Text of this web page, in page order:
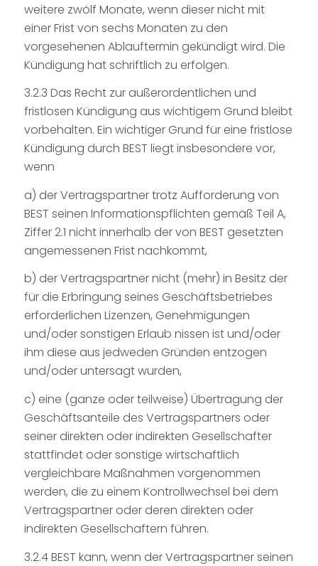
weitere zwölf Monate, wenn dieser nicht mit
einer Frist von sechs Monaten zu den
vorgesehenen Ablauftermin gekündigt wird. Die
Kündigung hat schriftlich zu erfolgen.
3.2.3 Das Recht zur außerordentlichen und
fristlosen Kündigung aus wichtigem Grund bleibt
vorbehalten. Ein wichtiger Grund für eine fristlose
Kündigung durch BEST liegt insbesondere vor,
wenn
a) der Vertragspartner trotz Aufforderung von
BEST seinen Informationspflichten gemäß Teil A,
Ziffer 2.1 nicht innerhalb der von BEST gesetzten
angemessenen Frist nachkommt,
b) der Vertragspartner nicht (mehr) in Besitz der
für die Erbringung seines Geschäftsbetriebes
erforderlichen Lizenzen, Genehmigungen
und/oder sonstigen Erlaub nissen ist und/oder
ihm diese aus jedweden Gründen entzogen
und/oder untersagt wurden,
c) eine (ganze oder teilweise) Übertragung der
Geschäftsanteile des Vertragspartners oder
seiner direkten oder indirekten Gesellschafter
stattfindet oder sonstige wirtschaftlich
vergleichbare Maßnahmen vorgenommen
werden, die zu einem Kontrollwechsel bei dem
Vertragspartner oder deren direkten oder
indirekten Gesellschaftern führen.
3.2.4 BEST kann, wenn der Vertragspartner seinen